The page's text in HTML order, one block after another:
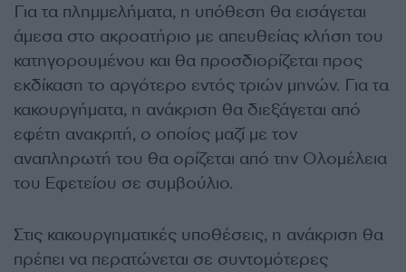
Για τα πλημμελήματα, η υπόθεση θα εισάγεται
άμεσα στο ακροατήριο με απευθείας κλήση του
κατηγορουμένου και θα προσδιορίζεται προς
εκδίκαση το αργότερο εντός τριών μηνών. Για τα
κακουργήματα, η ανάκριση θα διεξάγεται από
εφέτη ανακριτή, ο οποίος μαζί με τον
αναπληρωτή του θα ορίζεται από την Ολομέλεια
του Εφετείου σε συμβούλιο.
Στις κακουργηματικές υποθέσεις, η ανάκριση θα
πρέπει να περατώνεται σε συντομότερες